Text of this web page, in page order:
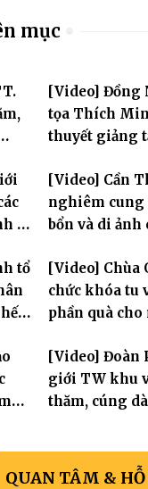
mục
[Video] Đồng
tọa Thích
thuyết giảng
và
[Video] Cần
nghiêm
bổn và di ảnh
Tôn hiệu Đại
hai giới
tổ
[Video] Chùa
chức khóa tu
phần quà
[Video] Đoàn
giới TW khu
thăm, cúng
QUAN TÂM & HỖ